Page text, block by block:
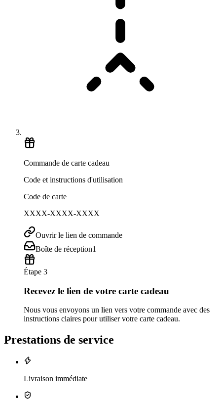
Commande de carte cadeau
Code et instructions d'utilisation
Code de carte
XXXX-XXXX-XXXX
Ouvrir le lien de commande
Boîte de réception1
Étape 3
Recevez le lien de votre carte cadeau
Nous vous envoyons un lien vers votre commande avec des
instructions claires pour utiliser votre carte cadeau.
Prestations de service
Livraison immédiate